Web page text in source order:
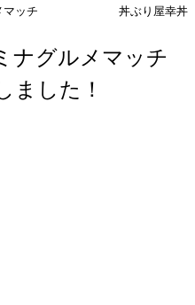
ルメマッチ 丼ぶり屋幸
ミナグルメ
た！